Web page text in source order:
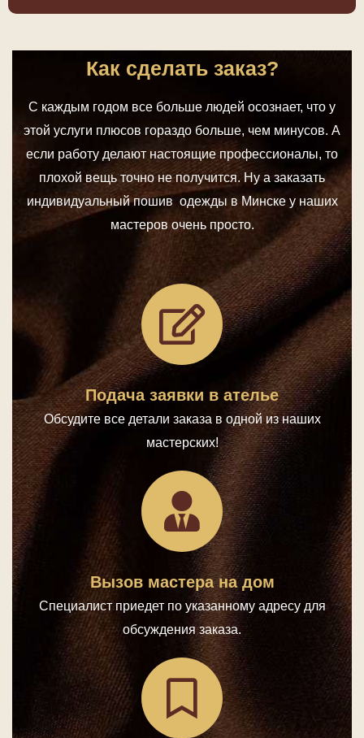
Как сделать заказ?
С каждым годом все больше людей осознает, что у
этой услуги плюсов гораздо больше, чем минусов. А
если работу делают настоящие профессионалы, то
плохой вещь точно не получится. Ну а заказать
индивидуальный пошив одежды в Минске у наших
мастеров очень просто.
Подача заявки в ателье
Обсудите все детали заказа в одной из наших
мастерских!
Вызов мастера на дом
Специалист приедет по указанному адресу для
обсуждения заказа.